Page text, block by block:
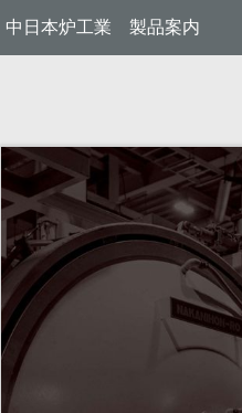
中日本炉工業 製品案内